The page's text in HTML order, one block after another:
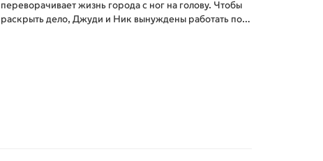
переворачивает жизнь города с ног на голову. Чтобы
раскрыть дело, Джуди и Ник вынуждены работать под